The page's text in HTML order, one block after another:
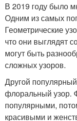
В 2019 году было
Одним из самых
Геометрические
что они выглядят
могут быть
сложных узоров.
Другой
флоральный узор.
популярными,
красивыми и